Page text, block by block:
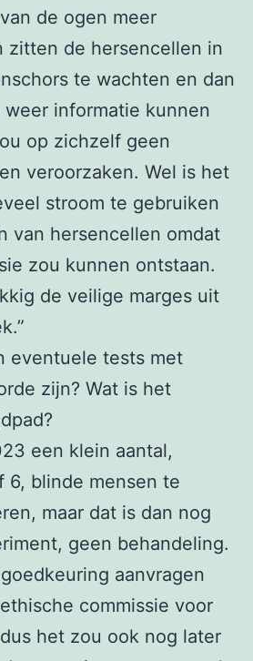
de ogen meer
zitten de hersencellen in
te wachten en dan
informatie kunnen
op zichzelf geen
veroorzaken. Wel is het
stroom te gebruiken
van hersencellen omdat
zou kunnen ontstaan.
de veilige marges uit
eventuele tests met
zijn? Wat is het
een klein aantal,
6, blinde mensen te
maar dat is dan nog
geen behandeling.
aanvragen
commissie voor
het zou ook nog later